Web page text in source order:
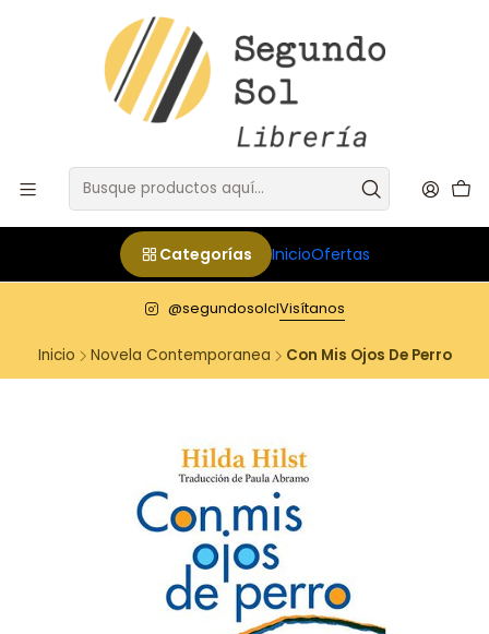
Categorías InicioOfertas
@segundosolclVisítanos
Inicio Novela Contemporanea Con Mis Ojos De Perro